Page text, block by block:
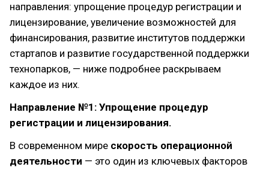
направления: упрощение процедур регистрации и
лицензирование, увеличение возможностей для
финансирования, развитие институтов поддержки
стартапов и развитие государственной поддержки
технопарков, — ниже подробнее раскрываем
каждое из них.
Направление №1: Упрощение процедур
регистрации и лицензирования.
В современном мире скорость операционной
деятельности — это один из ключевых факторов